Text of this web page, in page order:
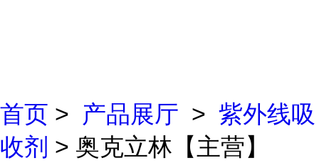
首页 > 产品展厅 > 紫外线吸
收剂 > 奥克立林【主营】